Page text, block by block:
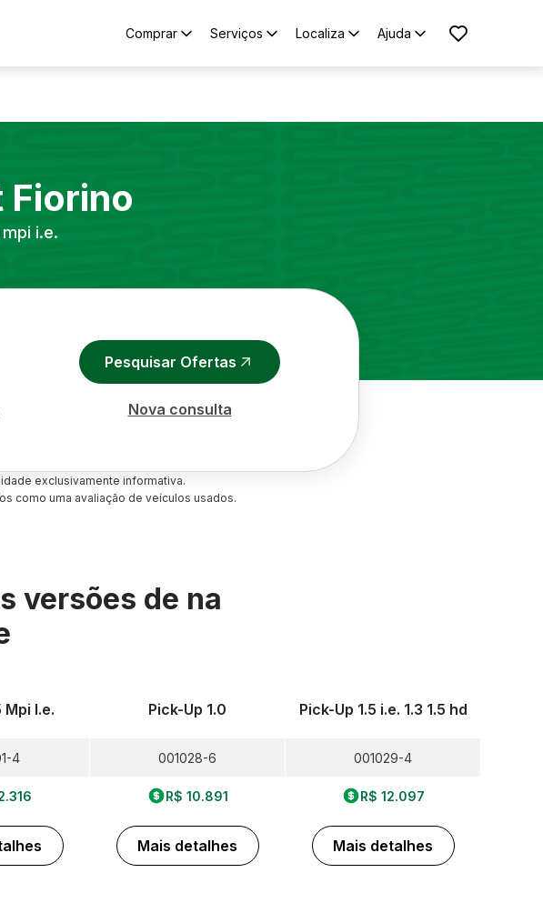
Comprar Serviços Localiza Ajuda
Fiorino
i.e.
Pesquisar Ofertas
Nova consulta
exclusivamente informativa.
como uma avaliação de veículos usados.
versões de na
Mpi I.e.
4
Pick-Up 1.0
001028-6
R$ 10.891
Mais detalhes
Pick-Up 1.5 i.e. 1.3 1.5 hd
001029-4
R$ 12.097
Mais detalhes